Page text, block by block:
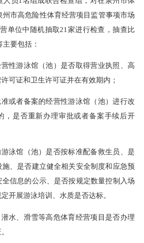
州市高危险性体育经营项目监管事项市场
单位中随机抽取21 家进行检查，抽查比
要包括：
营性游泳馆（池）是否取得营业执照、高
可证和卫生许可证并在有效期内；
准或者备案的经营性游泳馆（池）进行改
，是否重新办理审批或者备案手续后开
游泳馆（池）是否按标准配备救生员、是
、是否建立健全相关安全制度和应急预
信息的公示、是否按规定数量控制入场
开展游泳培训、水质是否达标。
潜水、滑雪等高危体育经营项目是否办理